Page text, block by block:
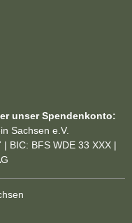
unser Spendenkonto:
Sachsen e.V.
BIC: BFS WDE 33 XXX |